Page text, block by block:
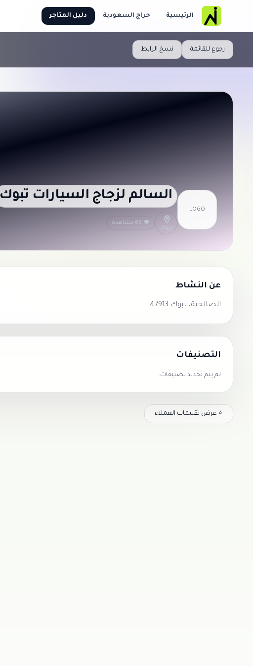
الرئيسية حراج السعودية دليل المتاجر
رجوع للقائمة نسخ الرابط
LOGO
السالم لزجاج السيارات تبوك
تبوك
👁 68 مشاهدة
عن النشاط
الصالحية، تبوك 47913
التصنيفات
لم يتم تحديد تصنيفات.
⭐ عرض تقييمات العملاء